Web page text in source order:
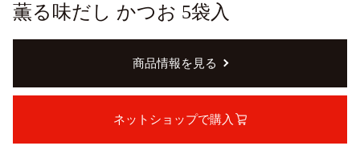
薫る味だし かつお 5袋入
商品情報を見る
ネットショップで購入